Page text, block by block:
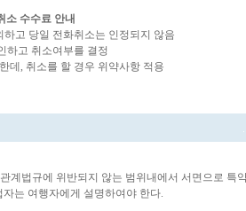
소 수수료 안내
고 당일 전화취소는 인정되지 않음
하고 취소여부를 결정
데, 취소를 할 경우 위약사항 적용
계법규에 위반되지 않는 범위내에서 서면으로 특
는 여행자에게 설명하여야 한다.